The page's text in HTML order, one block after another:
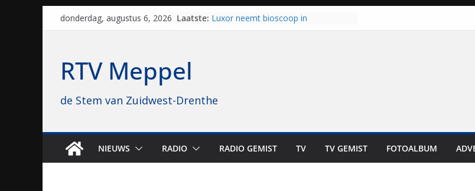
donderdag, augustus 6, 2026 Laatste:
Al dertig jaar haalt ‘Japie’ Mokum
naar Meppel, nu stoomt hij z’n
brullende motoren: internationale
van vissport: “Dat is niet in geld uit te
drukken”
Waterkwaliteit bij zwemlocaties in de
RTV Meppel
de Stem van Zuidwest-Drenthe
NIEUWS RADIO RADIO GEMIST TV TV GEMIST FOTOALBUM